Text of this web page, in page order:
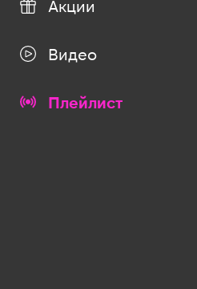
Акции
Видео
Плейлист
10:23